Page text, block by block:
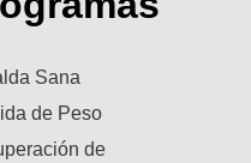
Sana
de Peso
de